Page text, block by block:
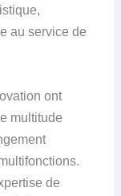
au service de
ont
multitude
de